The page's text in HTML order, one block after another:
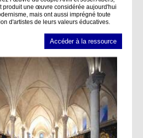
produit une œuvre considérée aujourd'hui
mais ont aussi imprégné toute
d'artistes de leurs valeurs éducatives.
Accéder à la ressource